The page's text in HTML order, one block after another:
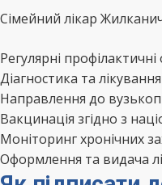
Сімейний лікар
Регулярні профілактичні
Діагностика та
Направлення до
Вакцинація згідно з
Моніторинг хронічних
Оформлення та видача